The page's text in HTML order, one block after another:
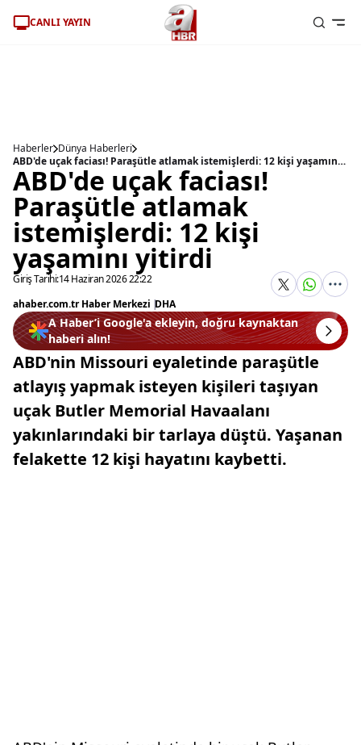
CANLI YAYIN
Haberler Dünya Haberleri
ABD'de uçak faciası! Paraşütle atlamak istemişlerdi: 12 kişi yaşamını yitirdi
ABD'de uçak faciası!
Paraşütle atlamak
istemişlerdi: 12 kişi
yaşamını yitirdi
Giriş Tarihi:14 Haziran 2026 22:22
ahaber.com.tr Haber Merkezi |DHA
A Haber’i Google'a ekleyin, doğru kaynaktan
haberi alın!
ABD'nin Missouri eyaletinde paraşütle
atlayış yapmak isteyen kişileri taşıyan
uçak Butler Memorial Havaalanı
yakınlarındaki bir tarlaya düştü. Yaşanan
felakette 12 kişi hayatını kaybetti.